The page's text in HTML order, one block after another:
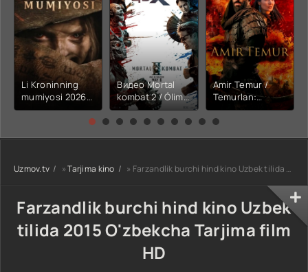
Li Kroninning
mumiyosi 2026
(uzbek tilida
kino) tarjima HD
Видео Mortal
kombat 2 / Ólim
jangi 2 (2026)
Uzbek tilida
Amir Temur /
Temurlan:
Fathchining
yuksalishi
tarjima kino Full
HD tas-ix
Uzmov.tv »Tarjima kino » Farzandlik burchi hind kino Uzbek tilida 2015 O'zbekcha Tarjima film HD
Farzandlik burchi hind kino Uzbek
tilida 2015 O'zbekcha Tarjima film
HD